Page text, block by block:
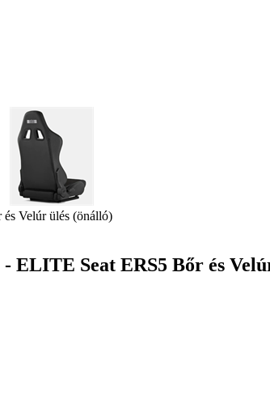
Velúr ülés (önálló)
ELITE Seat ERS5 Bőr és